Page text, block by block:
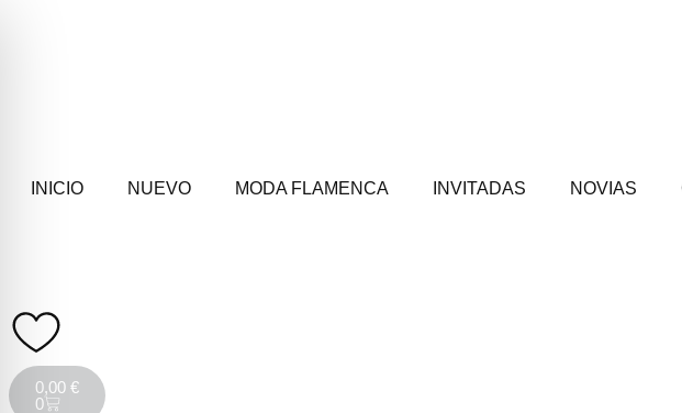
INICIO NUEVO MODA FLAMENCA INVITADAS NOVIAS
0,00 €
0